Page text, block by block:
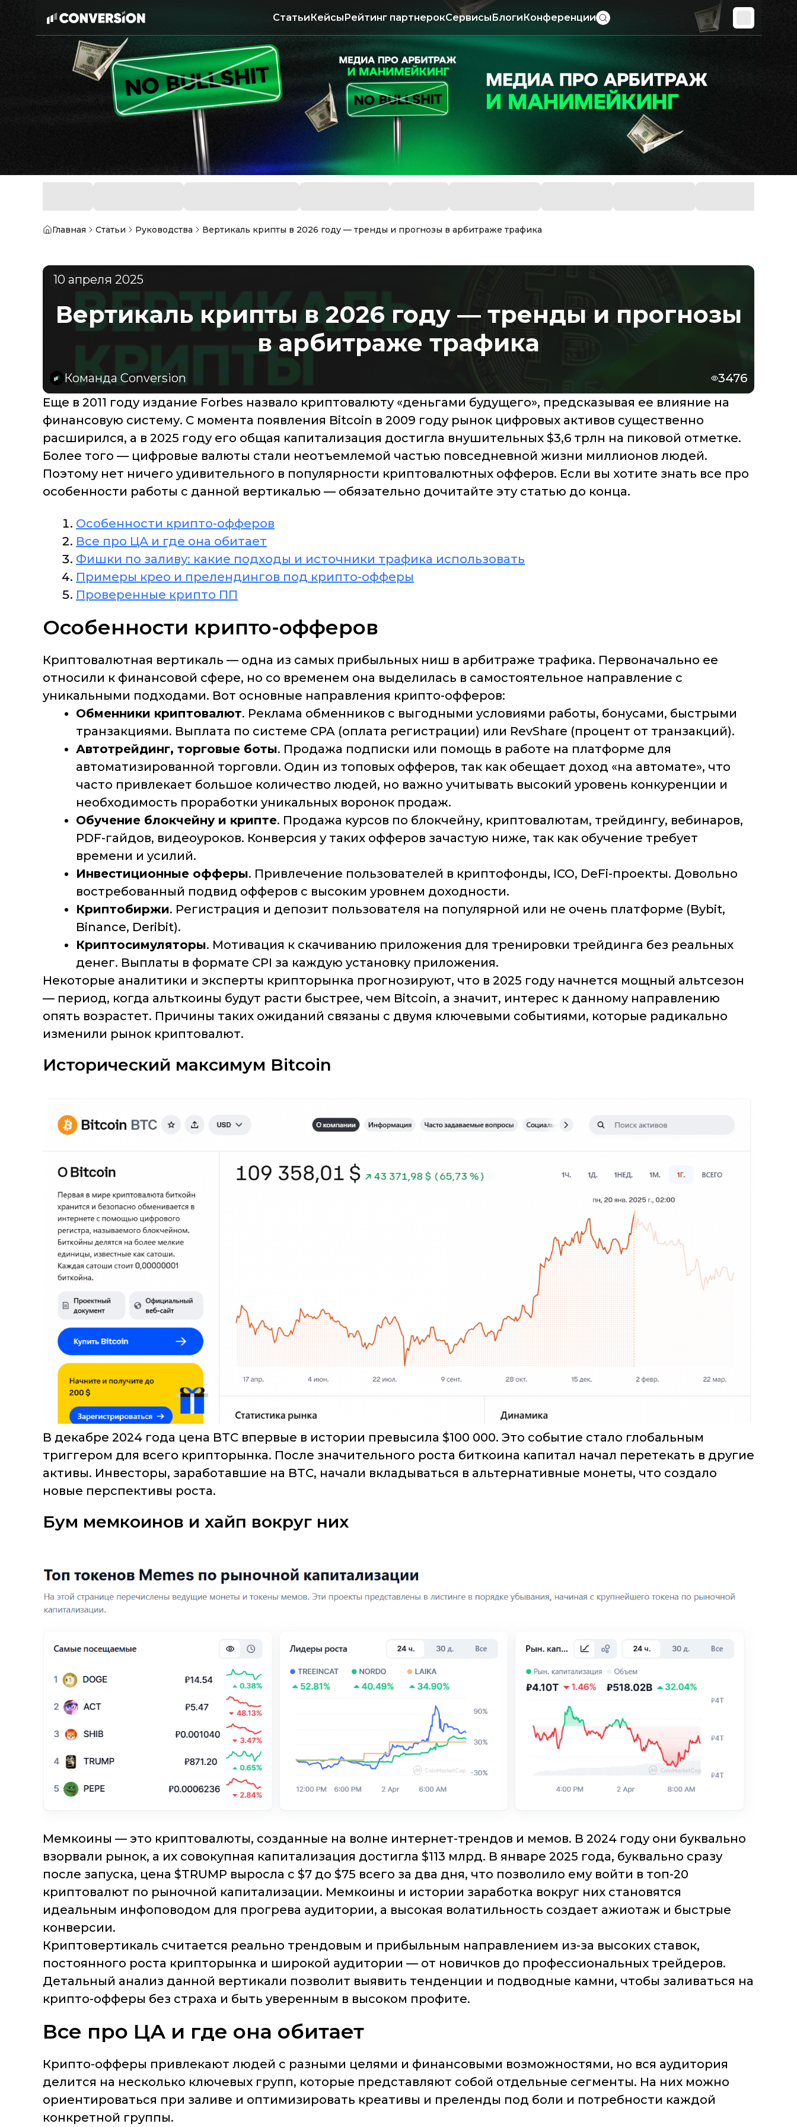
СтатьиКейсыРейтинг партнерокСервисыБлогиКонференции
Главная Статьи Руководства Вертикаль крипты в 2026 году — тренды и прогнозы в арбитраже трафика
10 апреля 2025
Вертикаль крипты в 2026 году — тренды и прогнозы
в арбитраже трафика
Команда Conversion
3476
Еще в 2011 году издание Forbes назвало криптовалюту «деньгами будущего», предсказывая ее влияние на
финансовую систему. С момента появления Bitcoin в 2009 году рынок цифровых активов существенно
расширился, а в 2025 году его общая капитализация достигла внушительных $3,6 трлн на пиковой отметке.
Более того — цифровые валюты стали неотъемлемой частью повседневной жизни миллионов людей.
Поэтому нет ничего удивительного в популярности криптовалютных офферов. Если вы хотите знать все про
особенности работы с данной вертикалью — обязательно дочитайте эту статью до конца.
Особенности крипто-офферов
Все про ЦА и где она обитает
Фишки по заливу: какие подходы и источники трафика использовать
Примеры крео и прелендингов под крипто-офферы
Проверенные крипто ПП
Особенности крипто-офферов
Криптовалютная вертикаль — одна из самых прибыльных ниш в арбитраже трафика. Первоначально ее
относили к финансовой сфере, но со временем она выделилась в самостоятельное направление с
уникальными подходами. Вот основные направления крипто-офферов:
Обменники криптовалют. Реклама обменников с выгодными условиями работы, бонусами, быстрыми
транзакциями. Выплата по системе CPA (оплата регистрации) или RevShare (процент от транзакций).
Автотрейдинг, торговые боты. Продажа подписки или помощь в работе на платформе для
автоматизированной торговли. Один из топовых офферов, так как обещает доход «на автомате», что
часто привлекает большое количество людей, но важно учитывать высокий уровень конкуренции и
необходимость проработки уникальных воронок продаж.
Обучение блокчейну и крипте. Продажа курсов по блокчейну, криптовалютам, трейдингу, вебинаров,
PDF-гайдов, видеоуроков. Конверсия у таких офферов зачастую ниже, так как обучение требует
времени и усилий.
Инвестиционные офферы. Привлечение пользователей в криптофонды, ICO, DeFi-проекты. Довольно
востребованный подвид офферов с высоким уровнем доходности.
Криптобиржи. Регистрация и депозит пользователя на популярной или не очень платформе (Bybit,
Binance, Deribit).
Криптосимуляторы. Мотивация к скачиванию приложения для тренировки трейдинга без реальных
денег. Выплаты в формате CPI за каждую установку приложения.
Некоторые аналитики и эксперты крипторынка прогнозируют, что в 2025 году начнется мощный альтсезон
— период, когда альткоины будут расти быстрее, чем Bitcoin, а значит, интерес к данному направлению
опять возрастет. Причины таких ожиданий связаны с двумя ключевыми событиями, которые радикально
изменили рынок криптовалют.
Исторический максимум Bitcoin
В декабре 2024 года цена BTC впервые в истории превысила $100 000. Это событие стало глобальным
триггером для всего крипторынка. После значительного роста биткоина капитал начал перетекать в другие
активы. Инвесторы, заработавшие на BTC, начали вкладываться в альтернативные монеты, что создало
новые перспективы роста.
Бум мемкоинов и хайп вокруг них
Мемкоины — это криптовалюты, созданные на волне интернет-трендов и мемов. В 2024 году они буквально
взорвали рынок, а их совокупная капитализация достигла $113 млрд. В январе 2025 года, буквально сразу
после запуска, цена $TRUMP выросла с $7 до $75 всего за два дня, что позволило ему войти в топ-20
криптовалют по рыночной капитализации. ​Мемкоины и истории заработка вокруг них становятся
идеальным инфоповодом для прогрева аудитории, а высокая волатильность создает ажиотаж и быстрые
конверсии.
Криптовертикаль считается реально трендовым и прибыльным направлением из-за высоких ставок,
постоянного роста крипторынка и широкой аудитории — от новичков до профессиональных трейдеров.
Детальный анализ данной вертикали позволит выявить тенденции и подводные камни, чтобы заливаться на
крипто-офферы без страха и быть уверенным в высоком профите.
Все про ЦА и где она обитает
Крипто-офферы привлекают людей с разными целями и финансовыми возможностями, но вся аудитория
делится на несколько ключевых групп, которые представляют собой отдельные сегменты. На них можно
ориентироваться при заливе и оптимизировать креативы и преленды под боли и потребности каждой
конкретной группы.